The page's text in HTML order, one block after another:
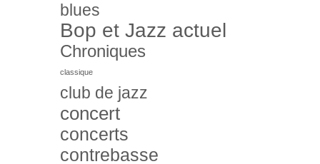
blues
Bop et Jazz actuel
Chroniques
classique
club de jazz
concert
concerts
contrebasse